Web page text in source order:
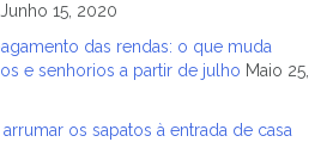
Junho 15, 2020
das rendas: o que muda
e senhorios a partir de julho Maio 25,
os sapatos à entrada de casa